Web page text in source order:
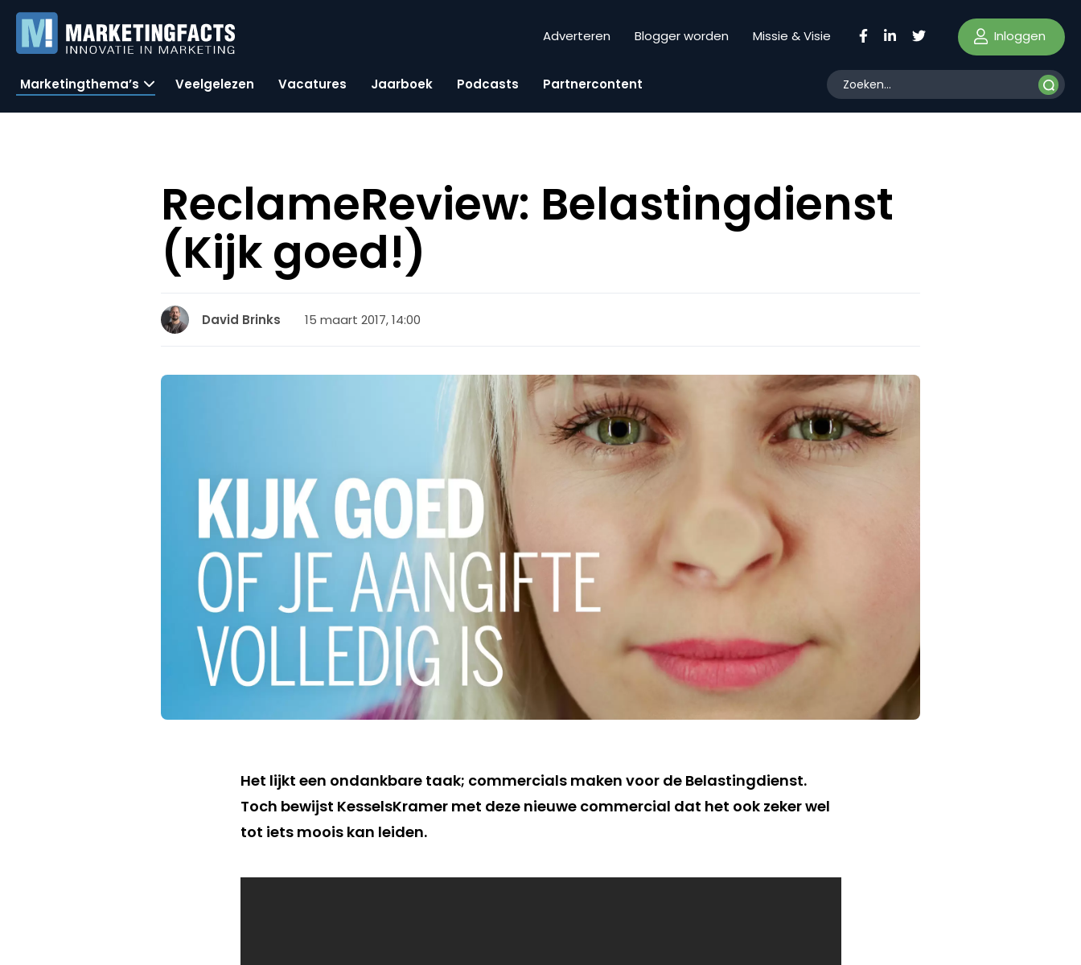
Adverteren Blogger worden Missie & Visie Inloggen
Marketingthema’s Veelgelezen Vacatures Jaarboek Podcasts Partnercontent
ReclameReview: Belastingdienst
(Kijk goed!)
David Brinks 15 maart 2017, 14:00
Het lijkt een ondankbare taak; commercials maken voor de Belastingdienst.
Toch bewijst KesselsKramer met deze nieuwe commercial dat het ook zeker wel
tot iets moois kan leiden.